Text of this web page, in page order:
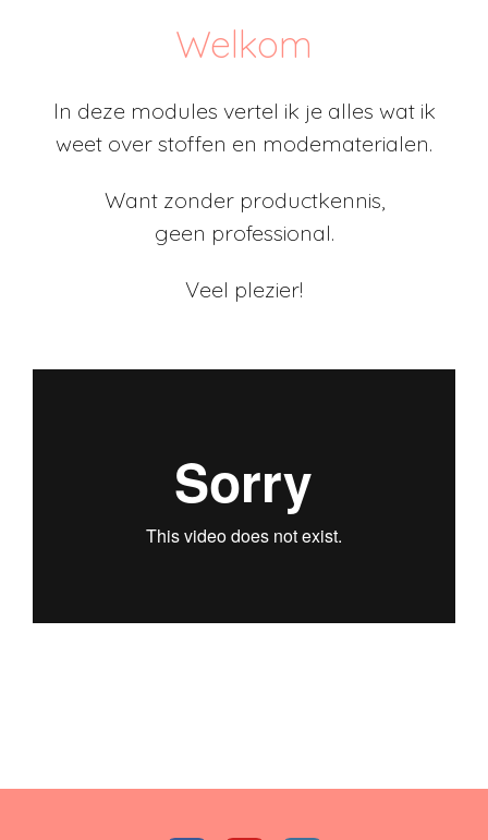
Welkom
In deze modules vertel ik je alles wat ik
weet over stoffen en modematerialen.
Want zonder productkennis,
geen professional.
Veel plezier!